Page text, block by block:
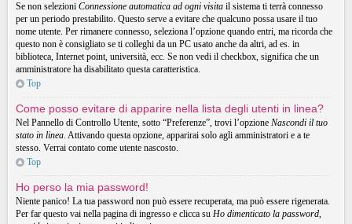
Se non selezioni Connessione automatica ad ogni visita il sistema ti terrà connesso
per un periodo prestabilito. Questo serve a evitare che qualcuno possa usare il tuo
nome utente. Per rimanere connesso, seleziona l’opzione quando entri, ma ricorda che
questo non è consigliato se ti colleghi da un PC usato anche da altri, ad es. in
biblioteca, Internet point, università, ecc. Se non vedi il checkbox, significa che un
amministratore ha disabilitato questa caratteristica.
Top
Come posso evitare di apparire nella lista degli utenti in linea?
Nel Pannello di Controllo Utente, sotto “Preferenze”, trovi l’opzione Nascondi il tuo
stato in linea. Attivando questa opzione, apparirai solo agli amministratori e a te
stesso. Verrai contato come utente nascosto.
Top
Ho perso la mia password!
Niente panico! La tua password non può essere recuperata, ma può essere rigenerata.
Per far questo vai nella pagina di ingresso e clicca su Ho dimenticato la password,